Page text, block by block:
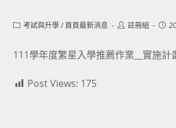
Post考試與升學 / 首頁最新消息
Post註冊組
Post
111學年度繁星入學推薦作業__實施計
Post Views: 175